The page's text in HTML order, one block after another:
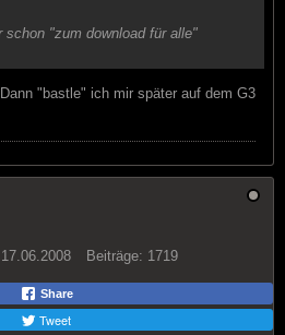
schon "zum download für alle"
"bastle" ich mir später auf dem G3
17.06.2008 Beiträge: 1719
Share
Tweet